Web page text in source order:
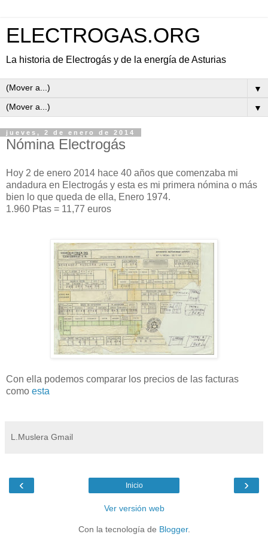
ELECTROGAS.ORG
La historia de Electrogás y de la energía de Asturias
▼
▼
jueves, 2 de enero de 2014
Nómina Electrogás
Hoy 2 de enero 2014 hace 40 años que comenzaba mi
andadura en Electrogás y esta es mi primera nómina o más
bien lo que queda de ella, Enero 1974.
1.960 Ptas = 11,77 euros
Con ella podemos comparar los precios de las facturas
como esta
L.Muslera Gmail
‹ ›
Inicio
Ver versión web
Con la tecnología de Blogger.